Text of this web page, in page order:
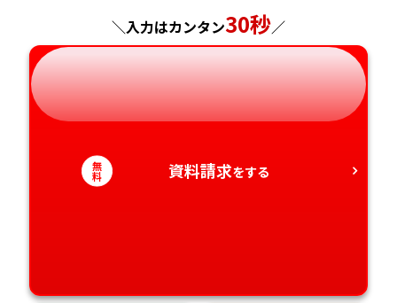
神奈川県
岐阜県
静岡県
愛知県
兵庫県
奈良県
和歌山県
広島県
山口県
徳島県
香川県
長崎県
熊本県
大分県
宮崎県
＼入力はカンタン30秒／
無
料 資料請求をする